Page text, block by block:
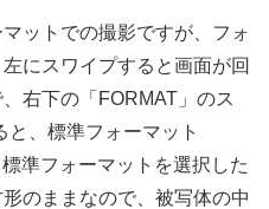
ットでの撮影ですが、フォ
にスワイプすると画面が回
右下の「FORMAT」のス
、標準フォーマット
準フォーマットを選択した
のままなので、被写体の中